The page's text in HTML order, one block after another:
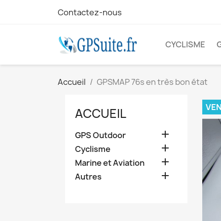
Contactez-nous
CYCLISME
Accueil GPSMAP 76s en très bon état
ACCUEIL
GPS Outdoor 
Cyclisme 
Marine et Aviation 
Autres 